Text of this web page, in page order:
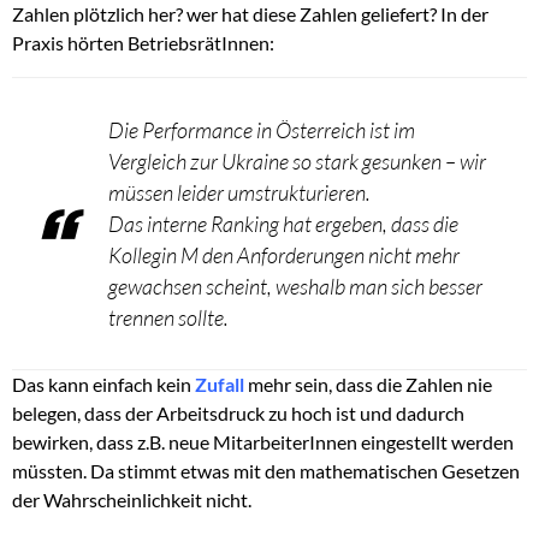
Zahlen plötzlich her? wer hat diese Zahlen geliefert? In der
Praxis hörten BetriebsrätInnen:
Die Performance in Österreich ist im
Vergleich zur Ukraine so stark gesunken – wir
müssen leider umstrukturieren.
Das interne Ranking hat ergeben, dass die
Kollegin M den Anforderungen nicht mehr
gewachsen scheint, weshalb man sich besser
trennen sollte.
Das kann einfach kein Zufall mehr sein, dass die Zahlen nie
belegen, dass der Arbeitsdruck zu hoch ist und dadurch
bewirken, dass z.B. neue MitarbeiterInnen eingestellt werden
müssten. Da stimmt etwas mit den mathematischen Gesetzen
der Wahrscheinlichkeit nicht.